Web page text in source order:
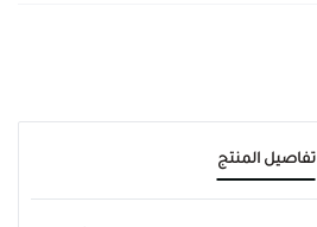
تفاصيل المنتج